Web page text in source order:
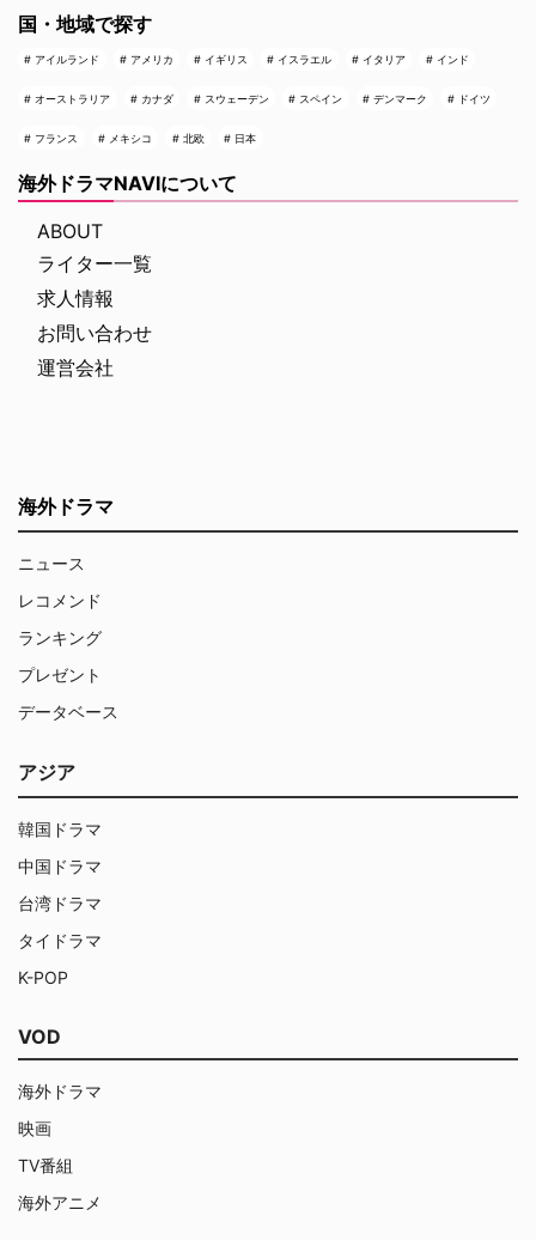
国・地域で探す
アイルランド アメリカ イギリス イスラエル イタリア インド
オーストラリア カナダ スウェーデン スペイン デンマーク ドイツ
フランス メキシコ 北欧 日本
海外ドラマNAVIについて
ABOUT
ライター一覧
求人情報
お問い合わせ
運営会社
海外ドラマ
ニュース
レコメンド
ランキング
プレゼント
データベース
アジア
韓国ドラマ
中国ドラマ
台湾ドラマ
タイドラマ
K-POP
VOD
海外ドラマ
映画
TV番組
海外アニメ